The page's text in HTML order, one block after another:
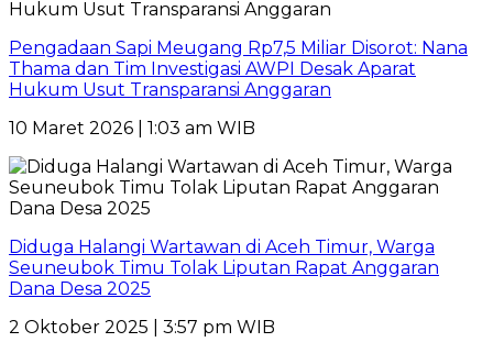
Pengadaan Sapi Meugang Rp7,5 Miliar Disorot: Nana
Thama dan Tim Investigasi AWPI Desak Aparat
Hukum Usut Transparansi Anggaran
10 Maret 2026 | 1:03 am WIB
Diduga Halangi Wartawan di Aceh Timur, Warga
Seuneubok Timu Tolak Liputan Rapat Anggaran
Dana Desa 2025
2 Oktober 2025 | 3:57 pm WIB